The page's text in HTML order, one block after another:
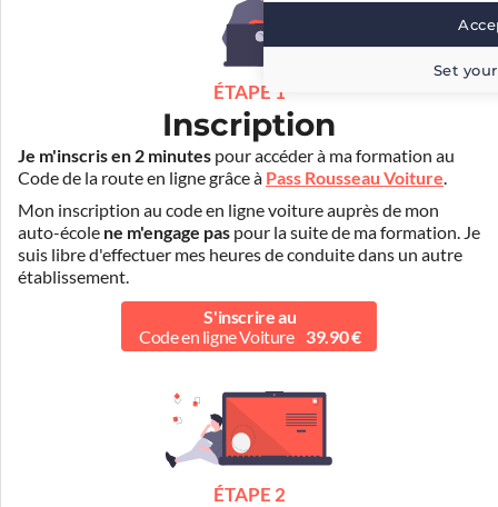
ÉTAPE 1
Inscription
Je m'inscris en 2 minutes pour accéder à ma formation au
Code de la route en ligne grâce à Pass Rousseau Voiture.
Mon inscription au code en ligne voiture auprès de mon
auto-école ne m'engage pas pour la suite de ma formation. Je
suis libre d'effectuer mes heures de conduite dans un autre
établissement.
S'inscrire au
Code en ligne Voiture
39.90 €
ÉTAPE 2
Set